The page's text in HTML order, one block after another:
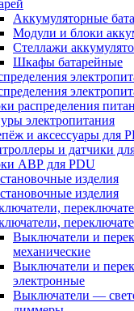
Аккумуляторные
Модули и блоки
Стеллажи
Шкафы батарейные
распределения
электропитания
и аксессуары для
и датчики
АВР для PDU
изделия
изделия
Выключатели и
механические
Выключатели и
электронные
Выключатели —